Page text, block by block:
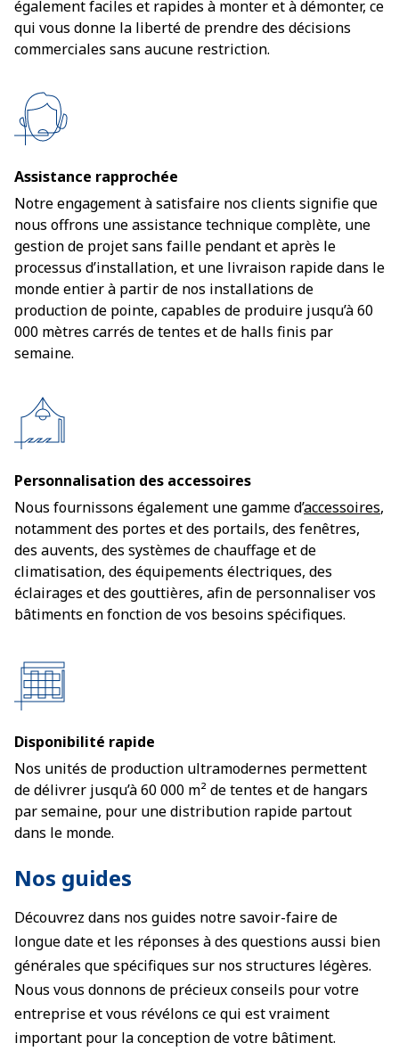
également faciles et rapides à monter et à démonter, ce
qui vous donne la liberté de prendre des décisions
commerciales sans aucune restriction.
Assistance rapprochée
Notre engagement à satisfaire nos clients signifie que
nous offrons une assistance technique complète, une
gestion de projet sans faille pendant et après le
processus d’installation, et une livraison rapide dans le
monde entier à partir de nos installations de
production de pointe, capables de produire jusqu’à 60
000 mètres carrés de tentes et de halls finis par
semaine.
Personnalisation des accessoires
Nous fournissons également une gamme d’accessoires,
notamment des portes et des portails, des fenêtres,
des auvents, des systèmes de chauffage et de
climatisation, des équipements électriques, des
éclairages et des gouttières, afin de personnaliser vos
bâtiments en fonction de vos besoins spécifiques.
Disponibilité rapide
Nos unités de production ultramodernes permettent
de délivrer jusqu’à 60 000 m² de tentes et de hangars
par semaine, pour une distribution rapide partout
dans le monde.
Nos guides
Découvrez dans nos guides notre savoir-faire de
longue date et les réponses à des questions aussi bien
générales que spécifiques sur nos structures légères.
Nous vous donnons de précieux conseils pour votre
entreprise et vous révélons ce qui est vraiment
important pour la conception de votre bâtiment.